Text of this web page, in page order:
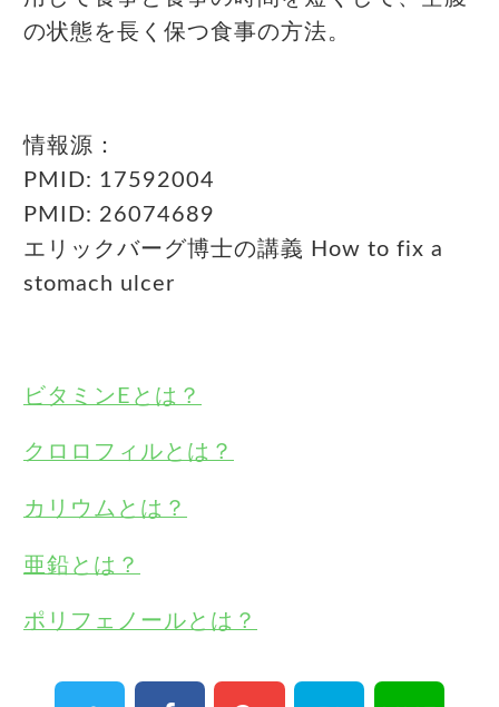
の状態を長く保つ食事の方法。
情報源：
PMID: 17592004
PMID: 26074689
エリックバーグ博士の講義 How to fix a
stomach ulcer
ビタミンEとは？
クロロフィルとは？
カリウムとは？
亜鉛とは？
ポリフェノールとは？